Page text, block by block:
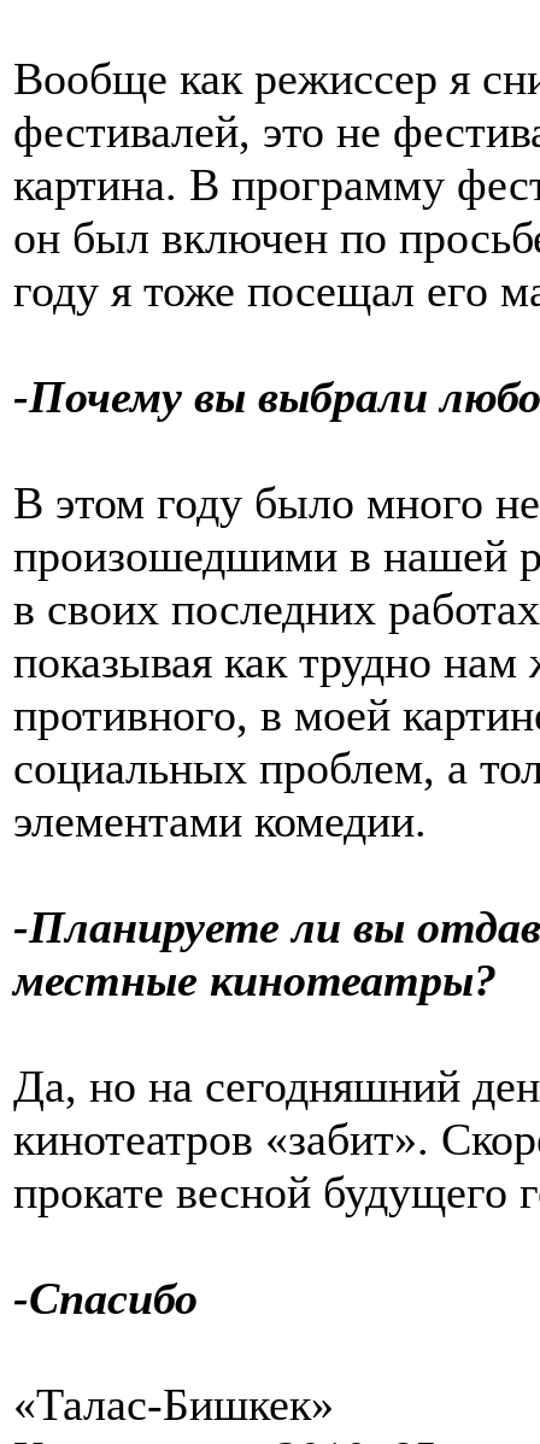
Вообще как режиссер я
фестивалей, это не
картина. В программу
он был включен по
году я тоже посещал его
-Почему вы выбрали
В этом году было много
произошедшими в нашей
в своих последних
показывая как трудно
противного, в моей
социальных проблем, а
элементами комедии.
-Планируете ли вы
местные кинотеатры?
Да, но на сегодняшний
кинотеатров «забит».
прокате весной будущего
-Спасибо
«Талас-Бишкек»